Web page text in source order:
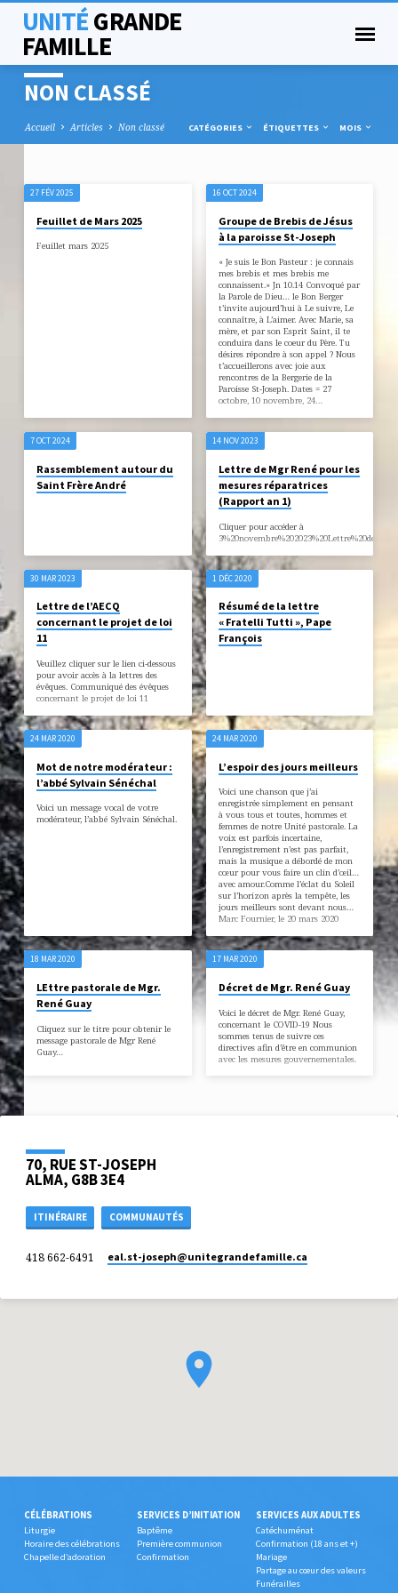
UNITÉGRANDE
FAMILLE
NON CLASSÉ
Accueil Articles Non classé CATÉGORIES ÉTIQUETTES MOIS
NON
CLASSÉ
27 FÉV 2025
Feuillet de Mars 2025
Feuillet mars 2025
16 OCT 2024
Groupe de Brebis de Jésus
à la paroisse St-Joseph
« Je suis le Bon Pasteur : je connais
mes brebis et mes brebis me
connaissent.» Jn 10.14 Convoqué par
la Parole de Dieu… le Bon Berger
t’invite aujourd’hui à Le suivre, Le
connaître, à L’aimer. Avec Marie, sa
mère, et par son Esprit Saint, il te
conduira dans le coeur du Père. Tu
désires répondre à son appel ? Nous
t’accueillerons avec joie aux
rencontres de la Bergerie de la
Paroisse St-Joseph. Dates = 27
octobre, 10 novembre, 24…
7 OCT 2024
Rassemblement autour du
Saint Frère André
14 NOV 2023
Lettre de Mgr René pour les
mesures réparatrices
(Rapport an 1)
Cliquer pour accéder à
30 MAR 2023
Lettre de l’AECQ
concernant le projet de loi
11
Veuillez cliquer sur le lien ci-dessous
pour avoir accès à la lettres des
évêques. Communiqué des évêques
concernant le projet de loi 11
1 DÉC 2020
Résumé de la lettre
« Fratelli Tutti », Pape
François
24 MAR 2020
Mot de notre modérateur :
l’abbé Sylvain Sénéchal
Voici un message vocal de votre
modérateur, l’abbé Sylvain Sénéchal.
24 MAR 2020
L’espoir des jours meilleurs
Voici une chanson que j’ai
enregistrée simplement en pensant
à vous tous et toutes, hommes et
femmes de notre Unité pastorale. La
voix est parfois incertaine,
l’enregistrement n’est pas parfait,
mais la musique a débordé de mon
cœur pour vous faire un clin d’œil…
avec amour.Comme l’éclat du Soleil
sur l’horizon après la tempête, les
jours meilleurs sont devant nous…
Marc Fournier, le 20 mars 2020
18 MAR 2020
LEttre pastorale de Mgr.
René Guay
Cliquez sur le titre pour obtenir le
message pastorale de Mgr René
Guay…
17 MAR 2020
Décret de Mgr. René Guay
Voici le décret de Mgr. René Guay,
concernant le COVID-19 Nous
sommes tenus de suivre ces
directives afin d’être en communion
avec les mesures gouvernementales.
70, RUE ST-JOSEPH
ALMA, G8B 3E4
ITINÉRAIRE COMMUNAUTÉS
418 662-6491 eal.st-joseph​@unitegrandefamille.ca
CÉLÉBRATIONS
Liturgie
Horaire des célébrations
Chapelle d’adoration
SERVICES D’INITIATION
Baptême
Première communion
Confirmation
SERVICES AUX ADULTES
Catéchuménat
Confirmation (18 ans et +)
Mariage
Partage au cœur des valeurs
Funérailles